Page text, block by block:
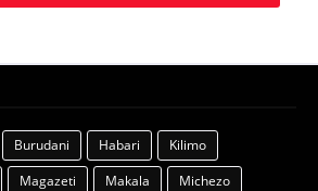
Burudani Habari
Kilimo
Magazeti Makala
Michezo